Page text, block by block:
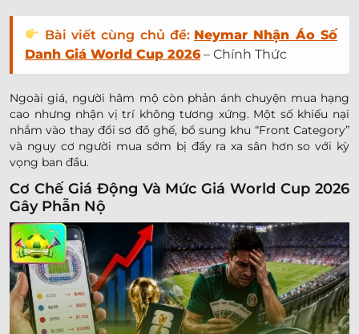
Bài viết cùng chủ đề: Neymar Nhận Áo Số
Danh Giá World Cup 2026 – Chính Thức
Ngoài giá, người hâm mộ còn phản ánh chuyện mua hạng
cao nhưng nhận vị trí không tương xứng. Một số khiếu nại
nhắm vào thay đổi sơ đồ ghế, bổ sung khu “Front Category”
và nguy cơ người mua sớm bị đẩy ra xa sân hơn so với kỳ
vọng ban đầu.
Cơ Chế Giá Động Và Mức Giá World Cup 2026
Gây Phẫn Nộ